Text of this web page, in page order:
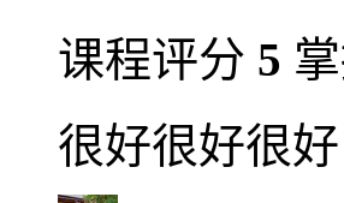
课程评分 5
很好很好很好